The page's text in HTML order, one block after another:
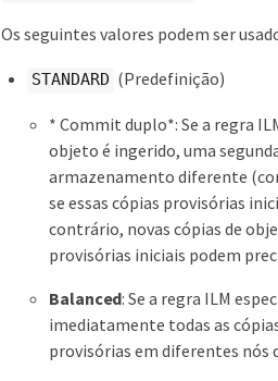
Os seguintes valores podem ser
STANDARD (Predefinição)
* Commit duplo*: Se a regra
objeto é ingerido, uma
armazenamento diferente
se essas cópias provisórias
contrário, novas cópias de
provisórias iniciais podem
Balanced: Se a regra ILM
imediatamente todas as
provisórias em diferentes nós